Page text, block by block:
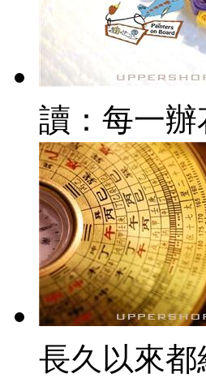
讀：每一
長久以來